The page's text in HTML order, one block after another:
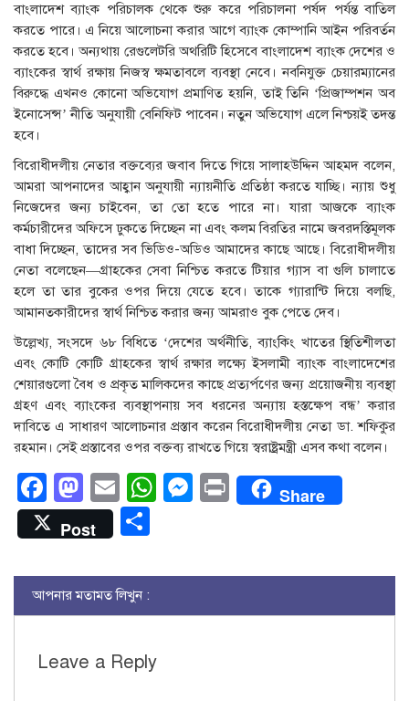
বাংলাদেশ ব্যাংক পরিচালক থেকে শুরু করে পরিচালনা পর্ষদ পর্যন্ত বাতিল
করতে পারে। এ নিয়ে আলোচনা করার আগে ব্যাংক কোম্পানি আইন পরিবর্তন
করতে হবে। অন্যথায় রেগুলেটরি অথরিটি হিসেবে বাংলাদেশ ব্যাংক দেশের ও
ব্যাংকের স্বার্থ রক্ষায় নিজস্ব ক্ষমতাবলে ব্যবস্থা নেবে। নবনিযুক্ত চেয়ারম্যানের
বিরুদ্ধে এখনও কোনো অভিযোগ প্রমাণিত হয়নি, তাই তিনি ‘প্রিজাম্পশন অব
ইনোসেন্স’ নীতি অনুযায়ী বেনিফিট পাবেন। নতুন অভিযোগ এলে নিশ্চয়ই তদন্ত
হবে।
বিরোধীদলীয় নেতার বক্তব্যের জবাব দিতে গিয়ে সালাহউদ্দিন আহমদ বলেন,
আমরা আপনাদের আহ্বান অনুযায়ী ন্যায়নীতি প্রতিষ্ঠা করতে যাচ্ছি। ন্যায় শুধু
নিজেদের জন্য চাইবেন, তা তো হতে পারে না। যারা আজকে ব্যাংক
কর্মচারীদের অফিসে ঢুকতে দিচ্ছেন না এবং কলম বিরতির নামে জবরদস্তিমূলক
বাধা দিচ্ছেন, তাদের সব ভিডিও-অডিও আমাদের কাছে আছে। বিরোধীদলীয়
নেতা বলেছেন—গ্রাহকের সেবা নিশ্চিত করতে টিয়ার গ্যাস বা গুলি চালাতে
হলে তা তার বুকের ওপর দিয়ে যেতে হবে। তাকে গ্যারান্টি দিয়ে বলছি,
আমানতকারীদের স্বার্থ নিশ্চিত করার জন্য আমরাও বুক পেতে দেব।
উল্লেখ্য, সংসদে ৬৮ বিধিতে ‘দেশের অর্থনীতি, ব্যাংকিং খাতের স্থিতিশীলতা
এবং কোটি কোটি গ্রাহকের স্বার্থ রক্ষার লক্ষ্যে ইসলামী ব্যাংক বাংলাদেশের
শেয়ারগুলো বৈধ ও প্রকৃত মালিকদের কাছে প্রত্যর্পণের জন্য প্রয়োজনীয় ব্যবস্থা
গ্রহণ এবং ব্যাংকের ব্যবস্থাপনায় সব ধরনের অন্যায় হস্তক্ষেপ বন্ধ’ করার
দাবিতে এ সাধারণ আলোচনার প্রস্তাব করেন বিরোধীদলীয় নেতা ডা. শফিকুর
রহমান। সেই প্রস্তাবের ওপর বক্তব্য রাখতে গিয়ে স্বরাষ্ট্রমন্ত্রী এসব কথা বলেন।
Facebook
Mastodon
EmailWhatsApp
Messenger
PrintShare
Post
আপনার মতামত লিখুন :
Leave a Reply